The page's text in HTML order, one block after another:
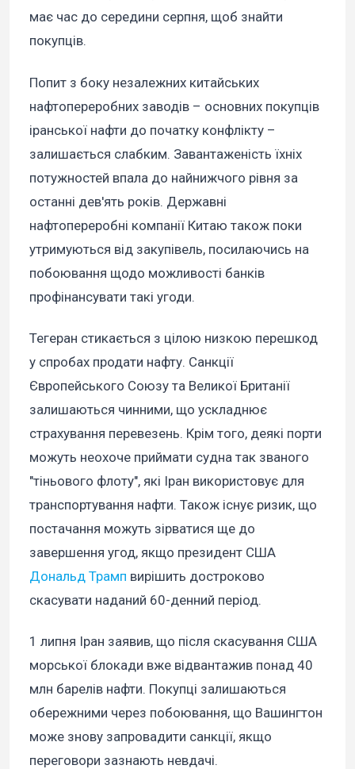
має час до середини серпня, щоб знайти
покупців.
Попит з боку незалежних китайських
нафтопереробних заводів – основних покупців
іранської нафти до початку конфлікту –
залишається слабким. Завантаженість їхніх
потужностей впала до найнижчого рівня за
останні дев'ять років. Державні
нафтопереробні компанії Китаю також поки
утримуються від закупівель, посилаючись на
побоювання щодо можливості банків
профінансувати такі угоди.
Тегеран стикається з цілою низкою перешкод
у спробах продати нафту. Санкції
Європейського Союзу та Великої Британії
залишаються чинними, що ускладнює
страхування перевезень. Крім того, деякі порти
можуть неохоче приймати судна так званого
"тіньового флоту", які Іран використовує для
транспортування нафти. Також існує ризик, що
постачання можуть зірватися ще до
завершення угод, якщо президент США
Дональд Трамп вирішить достроково
скасувати наданий 60-денний період.
1 липня Іран заявив, що після скасування США
морської блокади вже відвантажив понад 40
млн барелів нафти. Покупці залишаються
обережними через побоювання, що Вашингтон
може знову запровадити санкції, якщо
переговори зазнають невдачі.